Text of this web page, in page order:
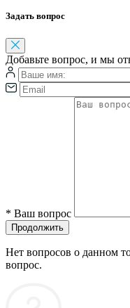
Задать вопрос
Добавьте вопрос, и мы
* Ваш вопрос
Продолжить
Нет вопросов о данном
вопрос.